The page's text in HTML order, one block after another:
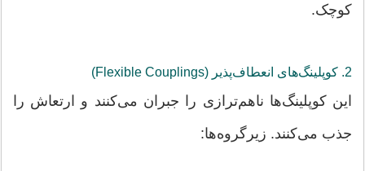
کوچک.
2. کوپلینگ‌های انعطاف‌پذیر (Flexible Couplings)
این کوپلینگ‌ها ناهم‌ترازی را جبران می‌کنند و ارتعاش را
جذب می‌کنند. زیرگروه‌ها: